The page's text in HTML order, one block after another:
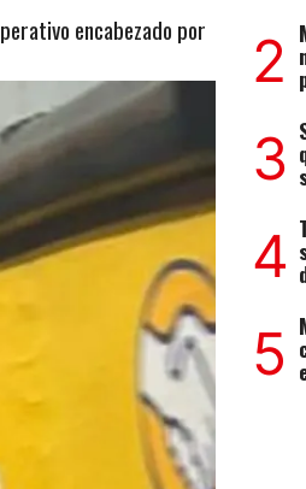
encabezado por 2
3
4
5